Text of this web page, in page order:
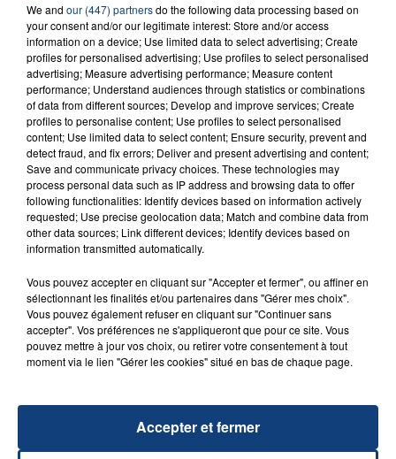
29 août 2025
LE MOT CASH !
GAGNEZ VOS ENTRÉES EN FAMILLE À
BAGATELLE !
We and our (447) partnersdo the following data processing based on
your consent and/or our legitimate interest: Store and/or access
information on a device; Use limited data to select advertising; Create
profiles for personalised advertising; Use profiles to select personalised
advertising; Measure advertising performance; Measure content
performance; Understand audiences through statistics or combinations
of data from different sources; Develop and improve services; Create
profiles to personalise content; Use profiles to select personalised
content; Use limited data to select content; Ensure security, prevent and
detect fraud, and fix errors; Deliver and present advertising and content;
Save and communicate privacy choices. These technologies may
process personal data such as IP address and browsing data to offer
following functionalities: Identify devices based on information actively
requested; Use precise geolocation data; Match and combine data from
other data sources; Link different devices; Identify devices based on
information transmitted automatically.
Vous pouvez accepter en cliquant sur "Accepter et fermer", ou affiner en
sélectionnant les finalités et/ou partenaires dans "Gérer mes choix".
Vous pouvez également refuser en cliquant sur "Continuer sans
accepter". Vos préférences ne s'appliqueront que pour ce site. Vous
pouvez mettre à jour vos choix, ou retirer votre consentement à tout
moment via le lien "Gérer les cookies" situé en bas de chaque page.
Accepter et fermer